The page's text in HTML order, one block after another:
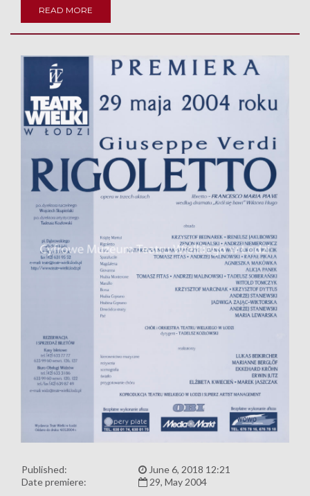
READ MORE
Published:
June 6, 2018 12:21
Date premiere:
29, May 2004